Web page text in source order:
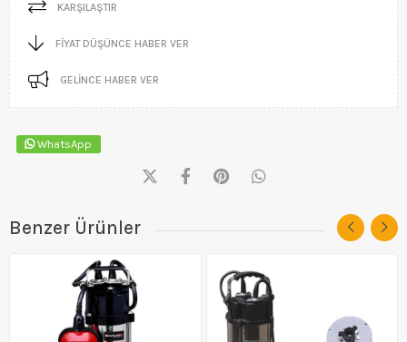
KARŞILAŞTIR
FIYAT DÜŞÜNCE HABER VER
GELINCE HABER VER
WhatsApp
Benzer Ürünler